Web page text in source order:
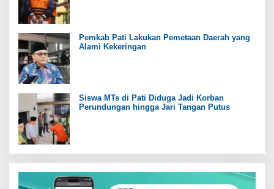
Pemkab Pati Lakukan Pemetaan Daerah yang
Alami Kekeringan
Siswa MTs di Pati Diduga Jadi Korban
Perundungan hingga Jari Tangan Putus